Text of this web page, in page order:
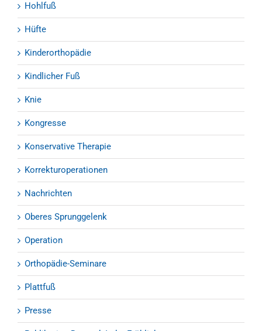
Hohlfuß
Hüfte
Kinderorthopädie
Kindlicher Fuß
Knie
Kongresse
Konservative Therapie
Korrekturoperationen
Nachrichten
Oberes Sprunggelenk
Operation
Orthopädie-Seminare
Plattfuß
Presse